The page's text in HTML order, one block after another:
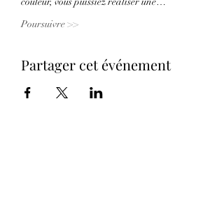
Poursuivre >>
Partager cet événement